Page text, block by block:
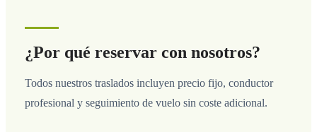
¿Por qué reservar con nosotros?
Todos nuestros traslados incluyen precio fijo, conductor
profesional y seguimiento de vuelo sin coste adicional.